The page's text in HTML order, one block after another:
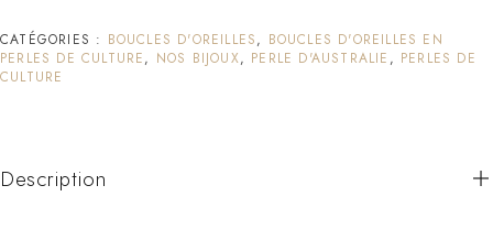
CATÉGORIES : BOUCLES D'OREILLES, BOUCLES D'OREILLES EN
PERLES DE CULTURE, NOS BIJOUX, PERLE D'AUSTRALIE , PERLES DE
CULTURE
Description